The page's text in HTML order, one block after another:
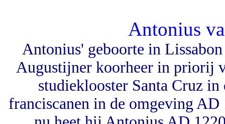
Antonius
Antonius' geboorte in
Augustijner koorheer in priorij
studieklooster Santa Cruz
franciscanen in de omgeving